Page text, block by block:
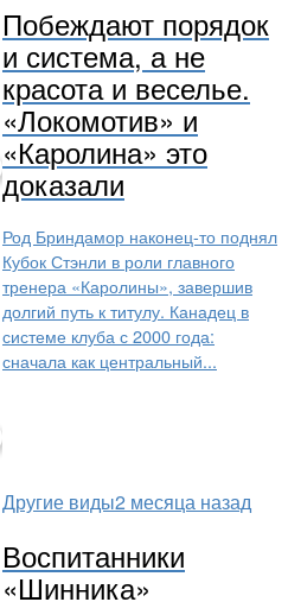
Побеждают порядок
и система, а не
красота и веселье.
«Локомотив» и
«Каролина» это
доказали
Род Бриндамор наконец-то поднял
Кубок Стэнли в роли главного
тренера «Каролины», завершив
долгий путь к титулу. Канадец в
системе клуба с 2000 года:
сначала как центральный...
Другие виды2 месяца назад
Воспитанники
«Шинника»